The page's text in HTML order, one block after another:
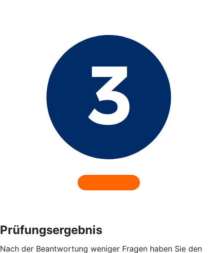
Prüfungsergebnis
Nach der Beantwortung weniger Fragen haben Sie den